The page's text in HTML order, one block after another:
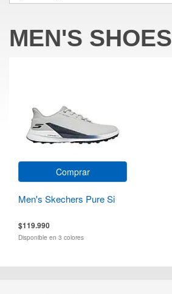
MEN'S SHOES
Comprar
Men's Skechers Pure Si
$119.990
Disponible en 3 colores